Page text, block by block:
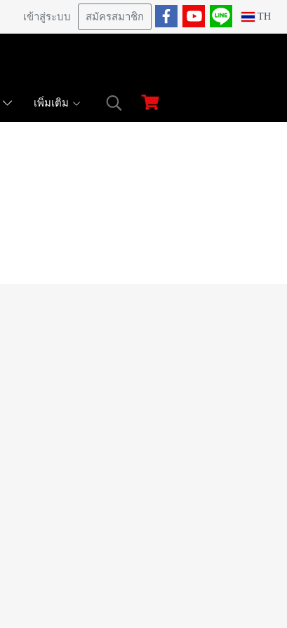
เข้าสู่ระบบ สมัครสมาชิก TH
เพิ่มเติม